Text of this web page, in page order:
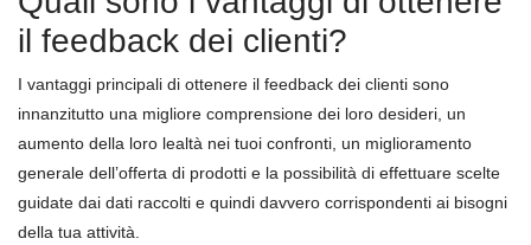
il feedback dei clienti?
I vantaggi principali di ottenere il feedback dei clienti sono
innanzitutto una migliore comprensione dei loro desideri, un
aumento della loro lealtà nei tuoi confronti, un miglioramento
generale dell’offerta di prodotti e la possibilità di effettuare scelte
guidate dai dati raccolti e quindi davvero corrispondenti ai bisogni
della tua attività.